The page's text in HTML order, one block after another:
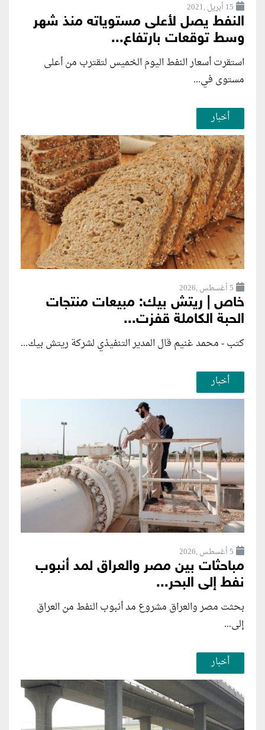
15 أبريل ,2021
النفط يصل لأعلى مستوياته منذ شهر
وسط توقعات بارتفاع...
استقرت أسعار النفط اليوم الخميس لتقترب من أعلى
مستوى في...
أخبار
5 أغسطس ,2026
خاص | ريتش بيك: مبيعات منتجات
الحبة الكاملة قفزت...
كتب - محمد غنيم قال المدير التنفيذي لشركة ريتش بيك...
أخبار
5 أغسطس ,2026
مباحثات بين مصر والعراق لمد أنبوب
نفط إلى البحر...
بحثت مصر والعراق مشروع مد أنبوب النفط من العراق
إلى...
أخبار